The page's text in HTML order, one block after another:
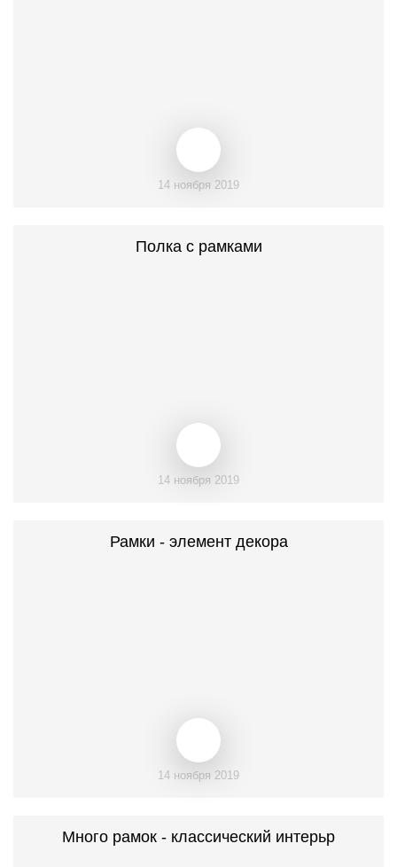
14 ноября 2019
Полка с рамками
14 ноября 2019
Рамки - элемент декора
14 ноября 2019
Много рамок - классический интерьр